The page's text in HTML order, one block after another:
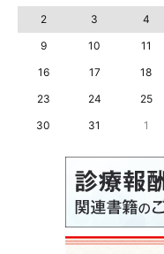
2
3 4
9
10 11
16
17 18
23
24 25
30
31 1